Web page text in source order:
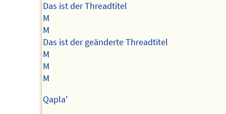
Das ist der Threadtitel
M
M
Das ist der geänderte Threadtitel
M
M
M
Qapla'